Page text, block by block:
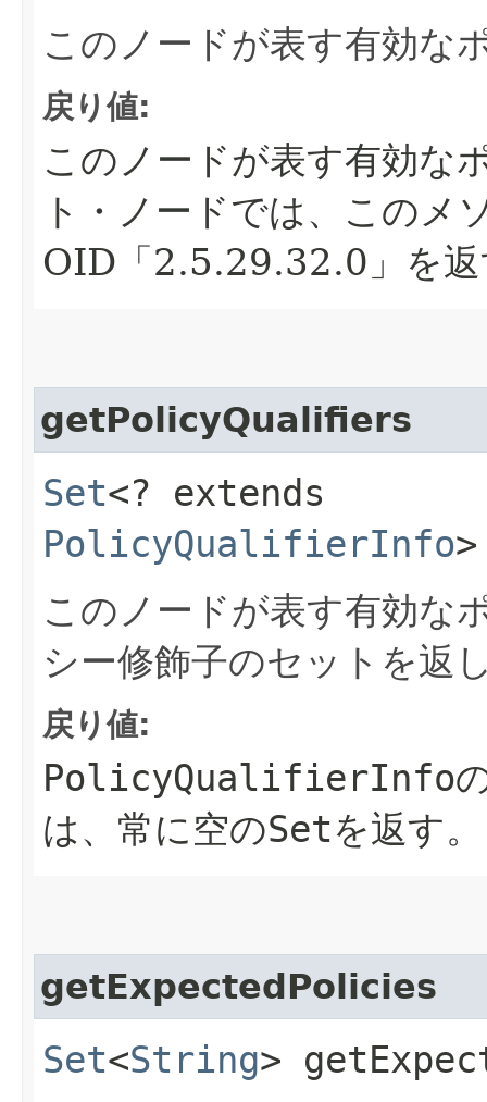
このノードが表す有効な
戻り値:
このノードが表す有効な
ト・ノードでは、この
OID「2.5.29.32.0」を返
getPolicyQualifiers
Set<? extends
PolicyQualifierInfo
このノードが表す有効な
シー修飾子のセットを返
戻り値:
PolicyQualifierInfo
は、常に空のSetを返す。
getExpectedPolicies
Set<String>